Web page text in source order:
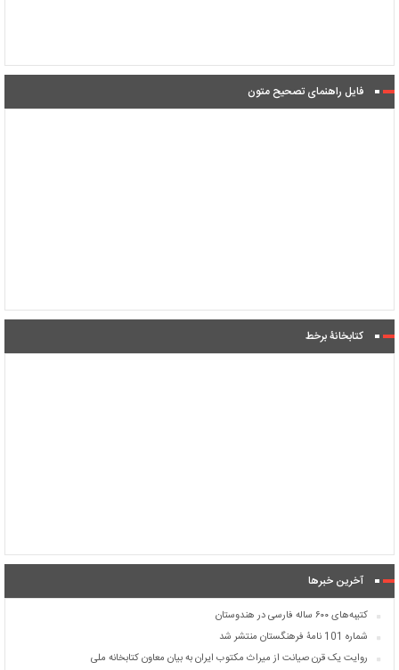
فایل راهنمای تصحیح متون
کتابخانۀ برخط
آخرین خبرها
کتیبه‌های ۶۰۰ ساله فارسی در هندوستان
شماره 101 نامۀ فرهنگستان منتشر شد
روایت یک قرن صیانت از میراث مکتوب ایران به بیان معاون کتابخانه ملی